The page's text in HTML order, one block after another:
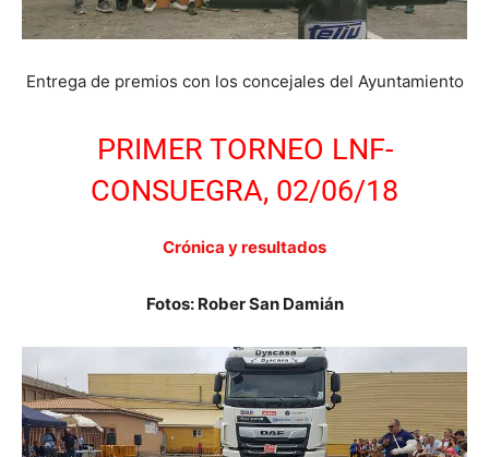
Entrega de premios con los concejales del Ayuntamiento
PRIMER TORNEO LNF-
CONSUEGRA, 02/06/18
Crónica y resultados
Fotos: Rober San Damián